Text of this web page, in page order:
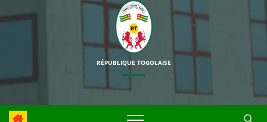
RÉPUBLIQUE TOGOLAISE